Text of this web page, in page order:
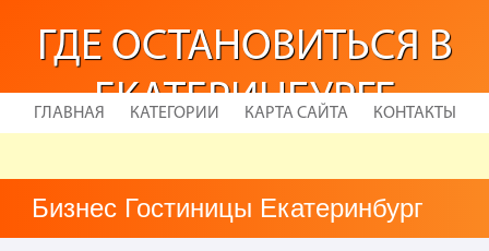
ГДЕ ОСТАНОВИТЬСЯ В
ЕКАТЕРИНБУРГЕ
ГЛАВНАЯ КАТЕГОРИИ КАРТА САЙТА КОНТАКТЫ
Бизнес Гостиницы Екатеринбург